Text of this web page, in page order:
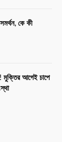
কে কী
মুক্তির আগেই চাপে